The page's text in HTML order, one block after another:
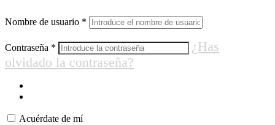
Nombre de usuario *
Contraseña *
¿Has
olvidado la contraseña?
Acuérdate de mí